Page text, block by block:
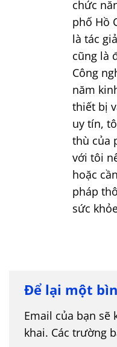
chức
phố Hồ
là tác
cũng là
Công
năm
thiết bị
uy tín,
thù của
với tôi
hoặc
pháp
sức
Để lại một
Email của bạn
khai. Các trường